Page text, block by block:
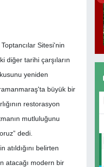
Sitesi'nin
diğer tarihi çarşıların
yeniden
büyük bir
restorasyon
mutluluğunu
dedi.
belirten
atacağı modern bir